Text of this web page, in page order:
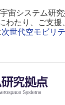
宙システム研
わたり、ご支
次世代空モビリ